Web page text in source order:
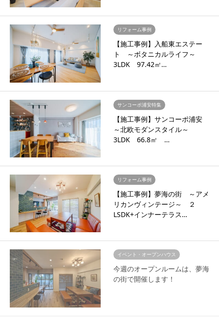
リフォーム事例
【施工事例】入船東エステー
ト ～ボタニカルライフ～
3LDK 97.42㎡…
サンコーポ浦安特集
【施工事例】サンコーポ浦安
～北欧モダンスタイル～
3LDK 66.8㎡ …
リフォーム事例
【施工事例】夢海の街 ～アメ
リカンヴィンテージ～ ２
LSDK+インナーテラス…
イベント・オープンハウス
今週のオープンルームは、夢海
の街で開催します！